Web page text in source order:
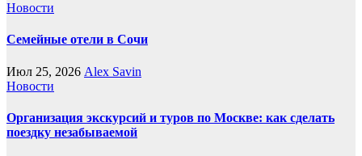
Новости
Семейные отели в Сочи
Июл 25, 2026 Alex Savin
Новости
Организация экскурсий и туров по Москве: как сделать
поездку незабываемой